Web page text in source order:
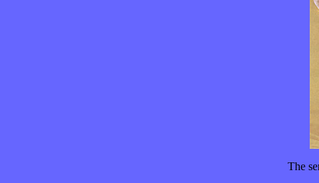
The